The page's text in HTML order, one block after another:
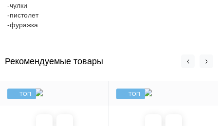
-чулки
-пистолет
-фуражка
Рекомендуемые товары
ТОП ТОП